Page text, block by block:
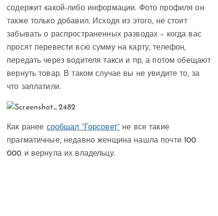
содержит какой-либо информации. Фото профиля он
также только добавил. Исходя из этого, не стоит
забывать о распространенных разводах – когда вас
просят перевести всю сумму на карту, телефон,
передать через водителя такси и пр, а потом обещают
вернуть товар. В таком случае вы не увидите то, за
что заплатили.
Как ранее сообщал “Горсовет” не все такие
прагматичные, недавно женщина нашла почти 100
000 и вернула их владельцу.